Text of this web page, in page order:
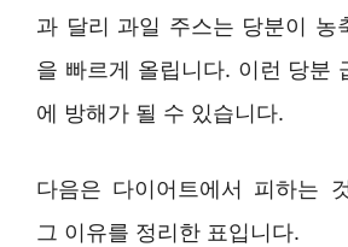
과 달리 과일 주스는 당분이 농
을 빠르게 올립니다. 이런 당분
에 방해가 될 수 있습니다.
다음은 다이어트에서 피하는
그 이유를 정리한 표입니다.